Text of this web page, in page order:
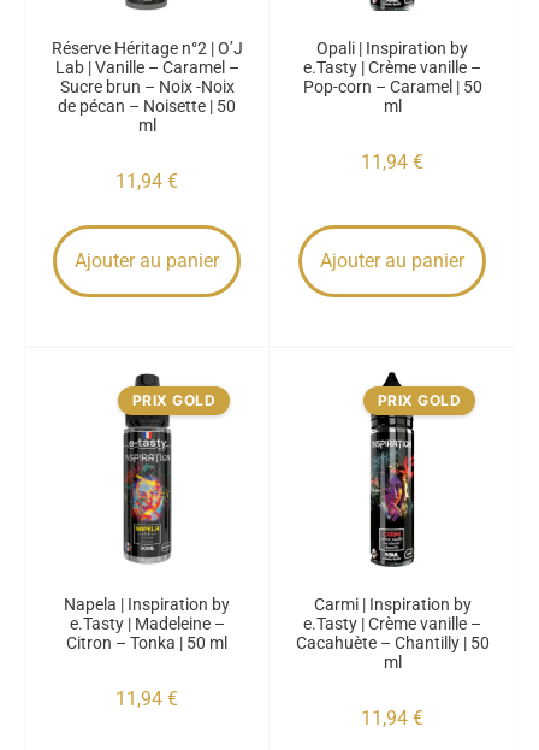
Réserve Héritage n°2 | O’J
Lab | Vanille – Caramel –
Sucre brun – Noix -Noix
de pécan – Noisette | 50
ml
11,94 €
Ajouter au panier
Opali | Inspiration by
e.Tasty | Crème vanille –
Pop-corn – Caramel | 50
ml
11,94 €
Ajouter au panier
PRIX GOLD
Napela | Inspiration by
e.Tasty | Madeleine –
Citron – Tonka | 50 ml
11,94 €
PRIX GOLD
Carmi | Inspiration by
e.Tasty | Crème vanille –
Cacahuète – Chantilly | 50
ml
11,94 €